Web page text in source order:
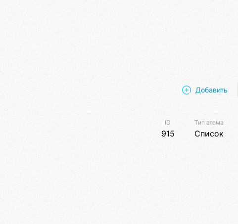
Добавить
ID
915
Тип атома
Список